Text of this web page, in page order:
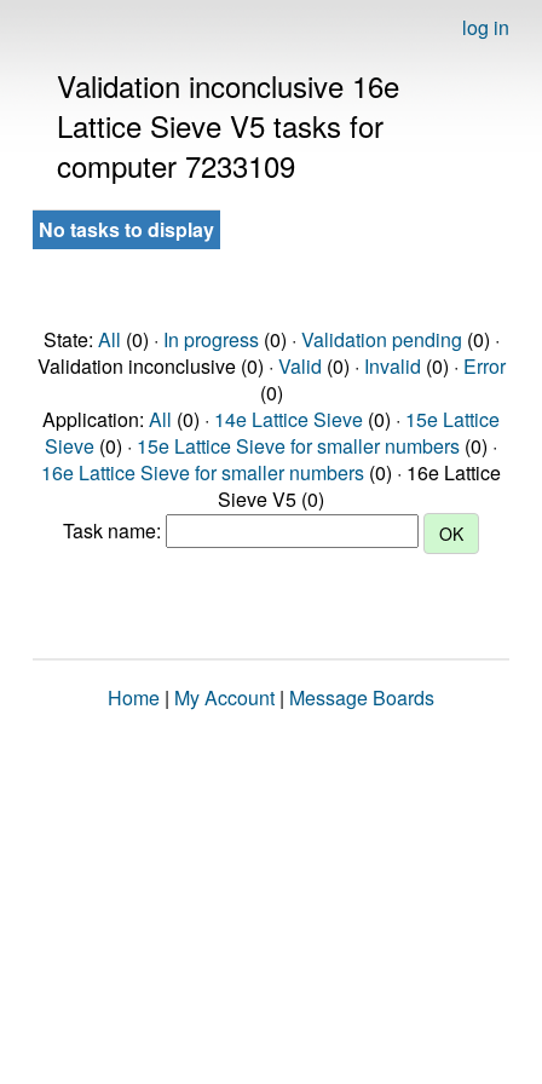
log in
Validation inconclusive 16e
Lattice Sieve V5 tasks for
computer 7233109
No tasks to display
State: All (0) · In progress(0) · Validation pending (0) ·
Validation inconclusive (0) · Valid (0) · Invalid (0) · Error
(0)
Application: All (0) · 14e Lattice Sieve (0) · 15e Lattice
Sieve (0) · 15e Lattice Sieve for smaller numbers (0) ·
16e Lattice Sieve for smaller numbers (0) · 16e Lattice
Sieve V5 (0)
Task name:
Home | My Account | Message Boards